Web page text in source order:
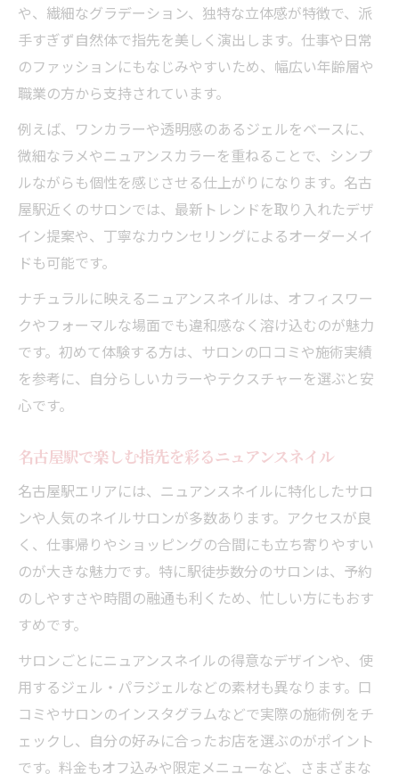
や、繊細なグラデーション、独特な立体感が特徴で、派
手すぎず自然体で指先を美しく演出します。仕事や日常
のファッションにもなじみやすいため、幅広い年齢層や
職業の方から支持されています。
例えば、ワンカラーや透明感のあるジェルをベースに、
微細なラメやニュアンスカラーを重ねることで、シンプ
ルながらも個性を感じさせる仕上がりになります。名古
屋駅近くのサロンでは、最新トレンドを取り入れたデザ
イン提案や、丁寧なカウンセリングによるオーダーメイ
ドも可能です。
ナチュラルに映えるニュアンスネイルは、オフィスワー
クやフォーマルな場面でも違和感なく溶け込むのが魅力
です。初めて体験する方は、サロンの口コミや施術実績
を参考に、自分らしいカラーやテクスチャーを選ぶと安
心です。
名古屋駅で楽しむ指先を彩るニュアンスネイル
名古屋駅エリアには、ニュアンスネイルに特化したサロ
ンや人気のネイルサロンが多数あります。アクセスが良
く、仕事帰りやショッピングの合間にも立ち寄りやすい
のが大きな魅力です。特に駅徒歩数分のサロンは、予約
のしやすさや時間の融通も利くため、忙しい方にもおす
すめです。
サロンごとにニュアンスネイルの得意なデザインや、使
用するジェル・パラジェルなどの素材も異なります。口
コミやサロンのインスタグラムなどで実際の施術例をチ
ェックし、自分の好みに合ったお店を選ぶのがポイント
です。料金もオフ込みや限定メニューなど、さまざまな